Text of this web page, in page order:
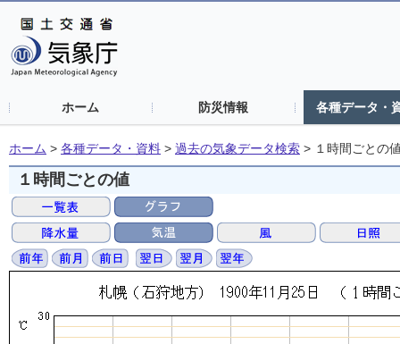
ホーム 防災情報 各種データ・
ホーム > 各種データ・資料 > 過去の気象データ検索 > １時間ごとの
１時間ごとの値